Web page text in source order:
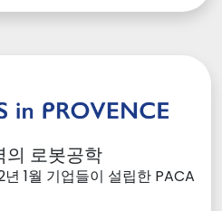
로봇공학
1월 기업들이 설립한 PACA